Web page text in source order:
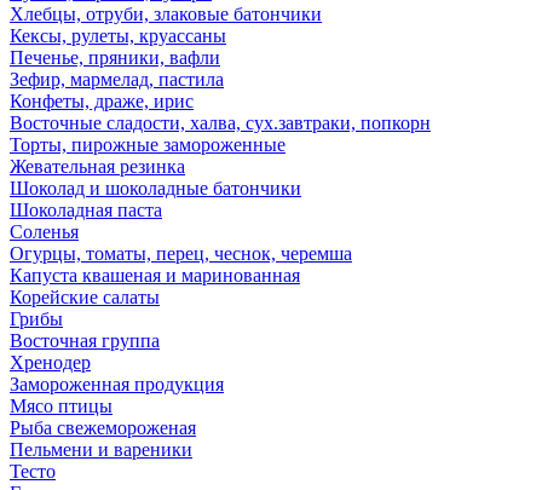
Хлебцы, отруби, злаковые батончики
Кексы, рулеты, круассаны
Печенье, пряники, вафли
Зефир, мармелад, пастила
Конфеты, драже, ирис
Восточные сладости, халва, сух.завтраки, попкорн
Торты, пирожные замороженные
Жевательная резинка
Шоколад и шоколадные батончики
Шоколадная паста
Соленья
Огурцы, томаты, перец, чеснок, черемша
Капуста квашеная и маринованная
Корейские салаты
Грибы
Восточная группа
Хренодер
Замороженная продукция
Мясо птицы
Рыба свежемороженая
Пельмени и вареники
Тесто